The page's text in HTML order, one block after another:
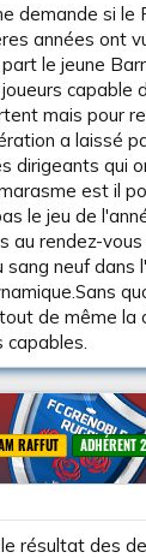
demande si le
années ont
le jeune
capable
mais pour
a laissé
dirigeants qui
est il
le jeu de
au rendez-
sang neuf dans
de même la
RAFFUT ADHÉRENT
résultat des